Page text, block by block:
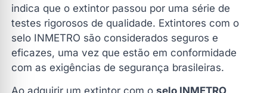
indica que o extintor passou por uma série de
testes rigorosos de qualidade. Extintores com o
selo INMETRO são considerados seguros e
eficazes, uma vez que estão em conformidade
com as exigências de segurança brasileiras.
Ao adquirir um extintor com o selo INMETRO